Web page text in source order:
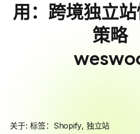
用：跨境独立
策略
关于: 标签： Shopify, 独立站